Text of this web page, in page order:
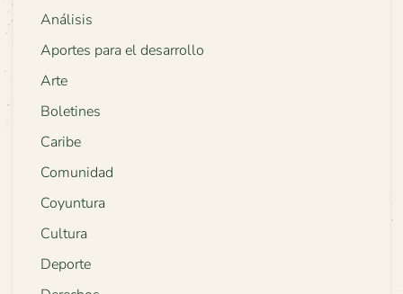
Análisis
Aportes para el desarrollo
Arte
Boletines
Caribe
Comunidad
Coyuntura
Cultura
Deporte